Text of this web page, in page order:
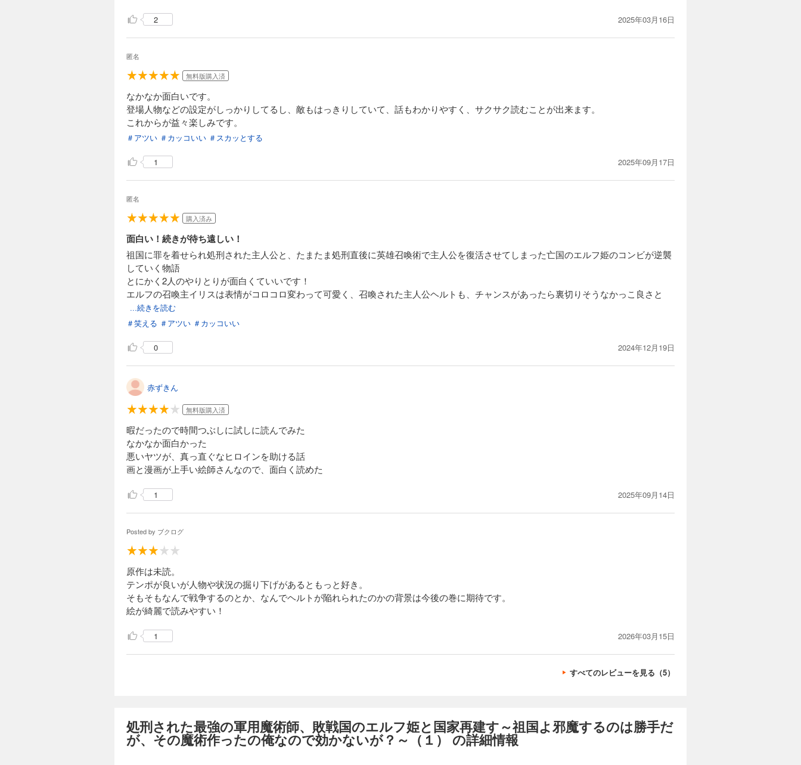
2 2025年03月16日
匿名
無料版購入済
なかなか面白いです。
登場人物などの設定がしっかりしてるし、敵もはっきりしていて、話もわかりやすく、サクサク読むことが出来ます。
これからが益々楽しみです。
＃アツい ＃カッコいい ＃スカッとする
1 2025年09月17日
匿名
購入済み
面白い！続きが待ち遠しい！
祖国に罪を着せられ処刑された主人公と、たまたま処刑直後に英雄召喚術で主人公を復活させてしまった亡国のエルフ姫のコンビが逆襲
していく物語
とにかく2人のやりとりが面白くていいです！
エルフの召喚主イリスは表情がコロコロ変わって可愛く、召喚された主人公ヘルトも、チャンスがあったら裏切りそうなかっこ良さと
...続きを読む
＃笑える ＃アツい ＃カッコいい
0 2024年12月19日
赤ずきん
無料版購入済
暇だったので時間つぶしに試しに読んでみた
なかなか面白かった
悪いヤツが、真っ直ぐなヒロインを助ける話
画と漫画が上手い絵師さんなので、面白く読めた
1 2025年09月14日
Posted by ブクログ
原作は未読。
テンポが良いが人物や状況の掘り下げがあるともっと好き。
そもそもなんで戦争するのとか、なんでヘルトが陥れられたのかの背景は今後の巻に期待です。
絵が綺麗で読みやすい！
1 2026年03月15日
すべてのレビューを見る（5）
処刑された最強の軍用魔術師、敗戦国のエルフ姫と国家再建す～祖国よ邪魔するのは勝手だ
が、その魔術作ったの俺なので効かないが？～（１） の詳細情報